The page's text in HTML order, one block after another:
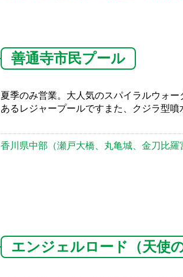
善通寺市民プール
夏季のみ営業。大人気のスパイラルウォ
あるレジャープールですまた、クジラ型噴
香川県中部（瀬戸大橋、丸亀城、金刀比羅
エンジェルロード（天使の